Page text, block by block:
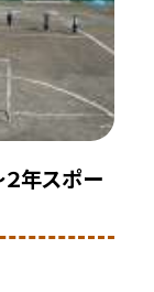
年スポー